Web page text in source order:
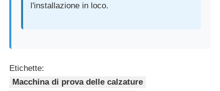
l'installazione in loco.
Etichette:
Macchina di prova delle calzature